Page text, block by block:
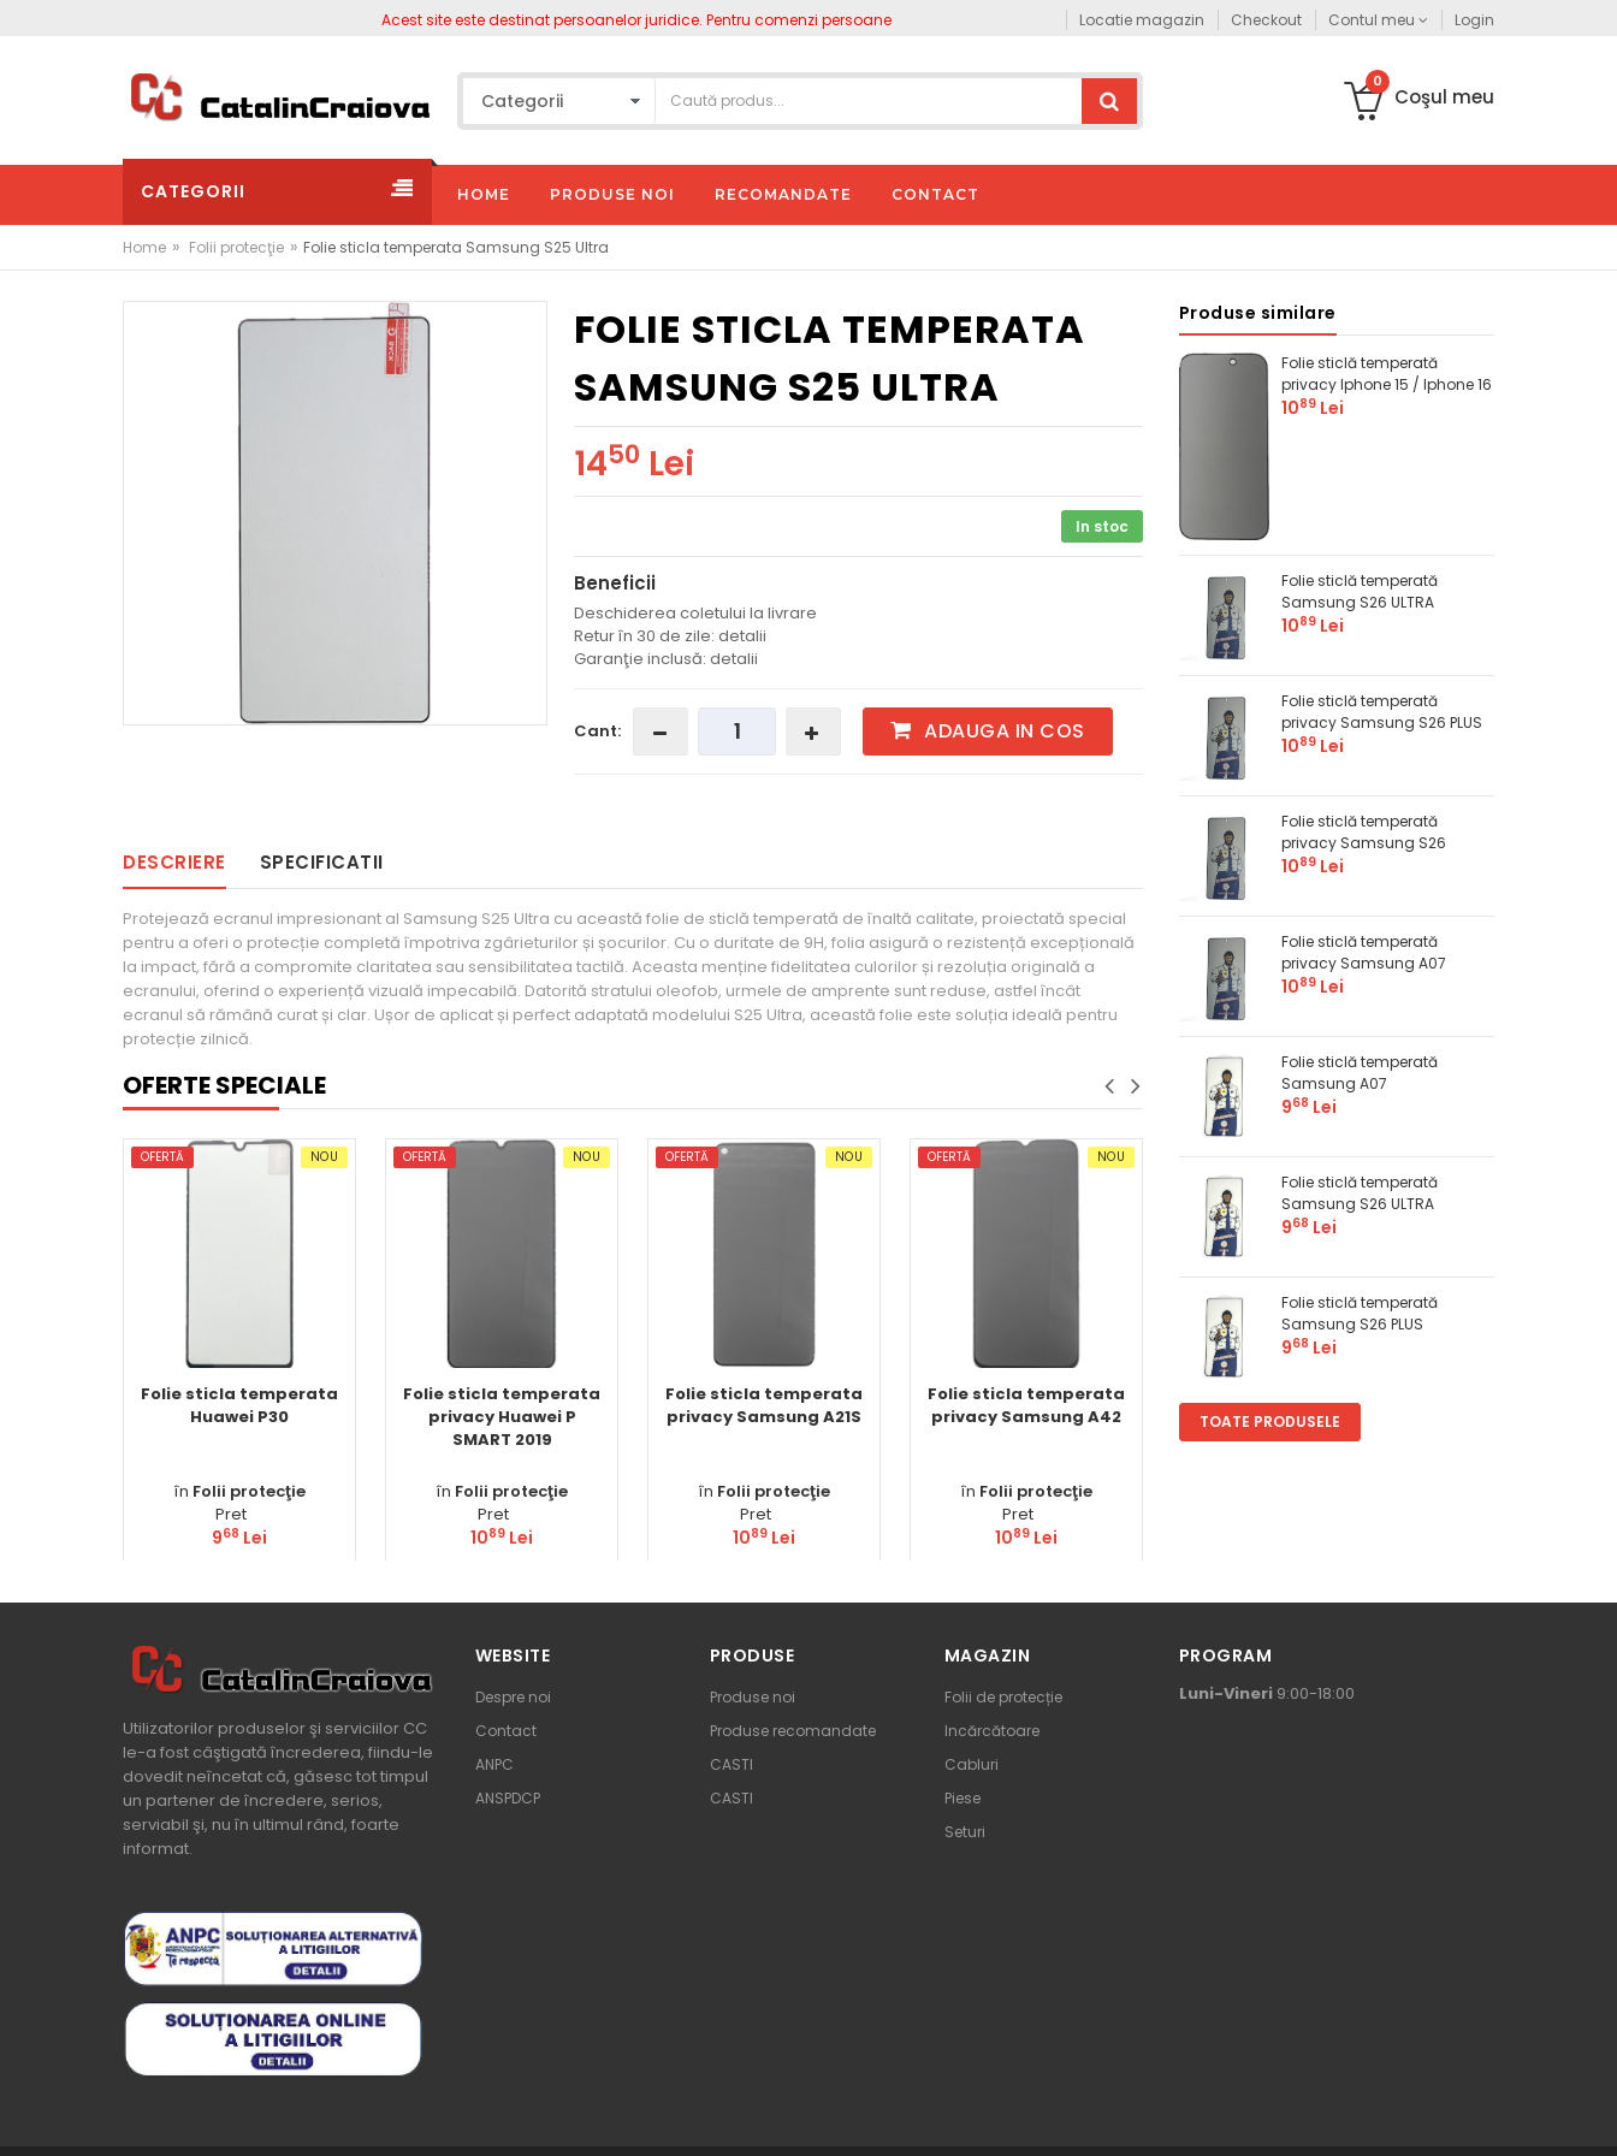
Acest site este destinat persoanelor juridice. Pentru comenzi persoane fizice accesați www.gnpgsm.ro Acest site este destinat persoanelor juridice. Pentru comenzi
Locatie magazin Checkout Contul meu Login
0
Coşul meu
CATEGORII HOME PRODUSE NOI RECOMANDATE CONTACT
Home » Folii protecţie » Folie sticla temperata Samsung S25 Ultra
FOLIE STICLA TEMPERATA
SAMSUNG S25 ULTRA
1450 Lei
In stoc
Beneficii
Deschiderea coletului la livrare
Retur în 30 de zile: detalii
Garanţie inclusă: detalii
Cant: ADAUGA IN COS
DESCRIERE SPECIFICATII
Protejează ecranul impresionant al Samsung S25 Ultra cu această folie de sticlă temperată de înaltă calitate, proiectată special
pentru a oferi o protecție completă împotriva zgârieturilor și șocurilor. Cu o duritate de 9H, folia asigură o rezistență excepțională
la impact, fără a compromite claritatea sau sensibilitatea tactilă. Aceasta menține fidelitatea culorilor și rezoluția originală a
ecranului, oferind o experiență vizuală impecabilă. Datorită stratului oleofob, urmele de amprente sunt reduse, astfel încât
ecranul să rămână curat și clar. Ușor de aplicat și perfect adaptată modelului S25 Ultra, această folie este soluția ideală pentru
protecție zilnică.
OFERTE SPECIALE
OFERTĂ NOU
Folie sticla temperata
Huawei P30
în Folii protecţie
Pret
968 Lei
Comandă
OFERTĂ NOU
Folie sticla temperata
privacy Huawei P
SMART 2019
în Folii protecţie
Pret
1089 Lei
Comandă
OFERTĂ NOU
Folie sticla temperata
privacy Samsung A21S
în Folii protecţie
Pret
1089 Lei
Comandă
OFERTĂ NOU
Folie sticla temperata
privacy Samsung A42
în Folii protecţie
Pret
1089 Lei
Comandă
OFERTĂ NOU
Camera Foto Samsung
A21S
Comandă
OFERTĂ
Comandă
Produse similare
Folie sticlă temperată
privacy Iphone 15 / Iphone 16
1089Lei
Folie sticlă temperată
Samsung S26 ULTRA
1089Lei
Folie sticlă temperată
privacy Samsung S26 PLUS
1089Lei
Folie sticlă temperată
privacy Samsung S26
1089Lei
Folie sticlă temperată
privacy Samsung A07
1089Lei
Folie sticlă temperată
Samsung A07
968 Lei
Folie sticlă temperată
Samsung S26 ULTRA
968 Lei
Folie sticlă temperată
Samsung S26 PLUS
968 Lei
TOATE PRODUSELE
Utilizatorilor produselor şi serviciilor CC
le-a fost câştigată încrederea, fiindu-le
dovedit neîncetat că, găsesc tot timpul
un partener de încredere, serios,
serviabil şi, nu în ultimul rând, foarte
informat.
WEBSITE
Despre noi
Contact
ANPC
ANSPDCP
PRODUSE
Produse noi
Produse recomandate
CASTI
CASTI
MAGAZIN
Folii de protecție
Incărcătoare
Cabluri
Piese
Seturi
PROGRAM
Luni-Vineri9:00-18:00